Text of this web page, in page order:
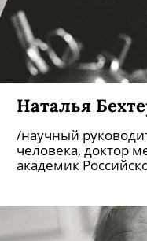
Наталья
/научный
человека, доктор
академик